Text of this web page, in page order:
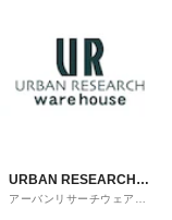
URBAN RESEARCH
ware house
アーバンリサーチウェアハ